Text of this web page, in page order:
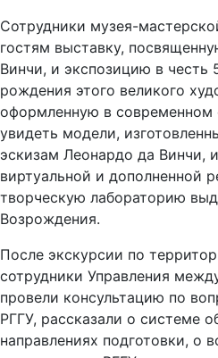
Сотрудники музея-
гостям выставку,
Винчи, и экспозицию в честь
рождения этого великого
оформленную в современном
увидеть модели,
эскизам Леонардо да Винчи,
виртуальной и дополненной
творческую лабораторию
Возрождения.
После экскурсии по
сотрудники Управления
провели консультацию по
РГГУ, рассказали о системе
направлениях подготовки, о